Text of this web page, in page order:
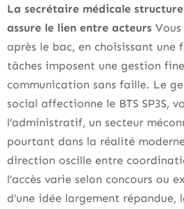
La secrétaire médicale
assure le lien entre acteurs
après le bac, en choisissant
tâches imposent une gestion
communication sans faille. Le
social affectionne le BTS SP3S,
l’administratif, un secteur
pourtant dans la réalité
direction oscille entre
l’accès varie selon concours ou
d’une idée largement répandue,